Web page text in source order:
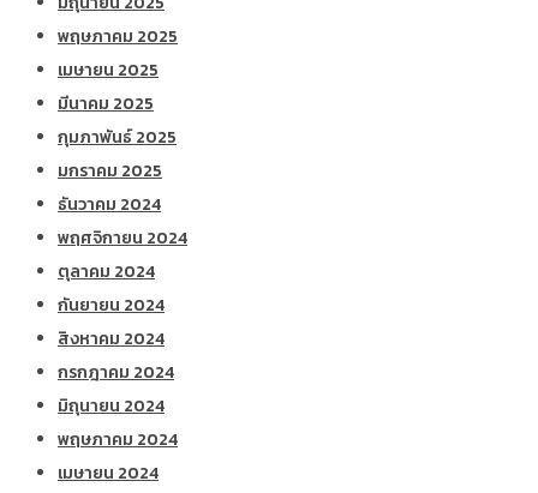
พฤษภาคม 2025
เมษายน 2025
มีนาคม 2025
กุมภาพันธ์ 2025
มกราคม 2025
ธันวาคม 2024
พฤศจิกายน 2024
ตุลาคม 2024
กันยายน 2024
สิงหาคม 2024
กรกฎาคม 2024
มิถุนายน 2024
พฤษภาคม 2024
เมษายน 2024